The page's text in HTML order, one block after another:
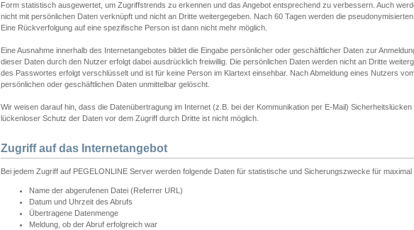
Form statistisch ausgewertet, um Zugriffstrends zu erkennen und das Angebot entsprechend zu verbessern. Auch
nicht mit persönlichen Daten verknüpft und nicht an Dritte weitergegeben. Nach 60 Tagen werden die
Eine Rückverfolgung auf eine spezifische Person ist dann nicht mehr möglich.
Eine Ausnahme innerhalb des Internetangebotes bildet die Eingabe persönlicher oder geschäftlicher Daten zur
dieser Daten durch den Nutzer erfolgt dabei ausdrücklich freiwillig. Die persönlichen Daten werden nicht an Dritte
des Passwortes erfolgt verschlüsselt und ist für keine Person im Klartext einsehbar. Nach Abmeldung eines Nutzers
persönlichen oder geschäftlichen Daten unmittelbar gelöscht.
Wir weisen darauf hin, dass die Datenübertragung im Internet (z.B. bei der Kommunikation per E-Mail)
lückenloser Schutz der Daten vor dem Zugriff durch Dritte ist nicht möglich.
Zugriff auf das Internetangebot
Bei jedem Zugriff auf PEGELONLINE Server werden folgende Daten für statistische und Sicherungszwecke für maximal
Name der abgerufenen Datei (Referrer URL)
Datum und Uhrzeit des Abrufs
Übertragene Datenmenge
Meldung, ob der Abruf erfolgreich war